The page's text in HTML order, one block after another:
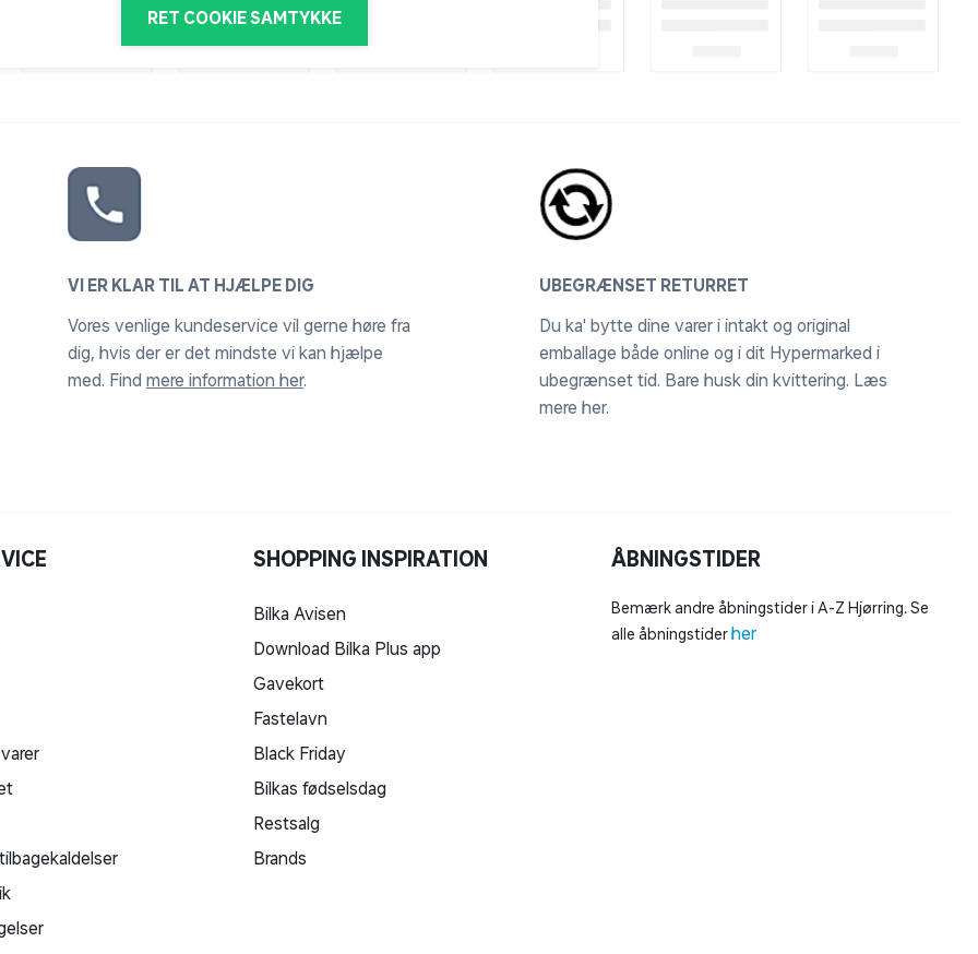
RET COOKIE SAMTYKKE
VI ER KLAR TIL AT HJÆLPE DIG
Vores venlige kundeservice vil gerne høre fra
dig, hvis der er det mindste vi kan hjælpe
med. Find mere information her.
UBEGRÆNSET RETURRET
Du ka' bytte dine varer i intakt og original
emballage både online og i dit Hypermarked i
ubegrænset tid. Bare husk din kvittering. Læs
mere her.
SHOPPING INSPIRATION
Bilka Avisen
Download Bilka Plus app
Gavekort
Fastelavn
Black Friday
Bilkas fødselsdag
Restsalg
Brands
ÅBNINGSTIDER
Bemærk andre åbningstider i A-Z Hjørring. Se
alle åbningstiderher